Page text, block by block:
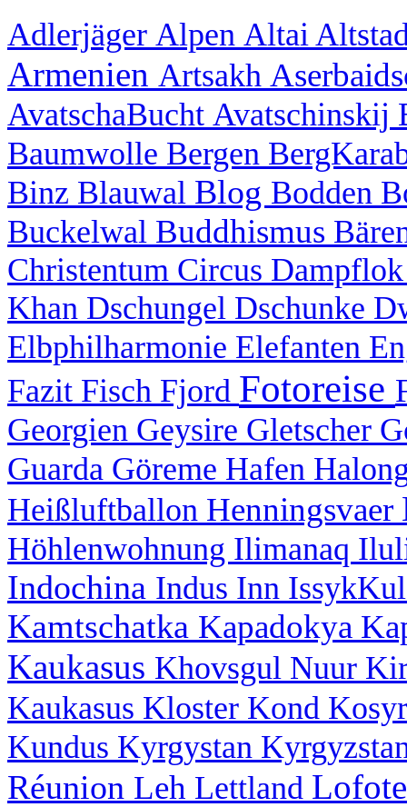
Adlerjäger Alpen Altai
Armenien Artsakh
AvatschaBucht Avatschinskij
Baumwolle Bergen
Binz Blauwal Blog Bodden
Buckelwal Buddhismus
Christentum Circus
Khan Dschungel Dschunke
Elbphilharmonie Elefanten
Fazit Fisch Fjord Fotoreise
Georgien Geysire Gletscher
Guarda Göreme Hafen
Heißluftballon Henningsvaer
Höhlenwohnung Ilimanaq
Indochina Indus Inn
Kamtschatka Kapadokya
Kaukasus Khovsgul Nuur
Kaukasus Kloster Kond
Kundus Kyrgystan
Réunion Leh Lettland